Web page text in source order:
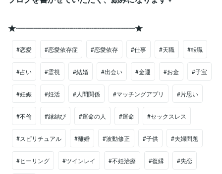
★┈┈┈┈┈┈┈┈┈┈┈┈┈┈┈★
#恋愛 #恋愛依存症 #恋愛依存 #仕事 #天職 #転職
#占い #霊視 #結婚 #出会い #金運 #お金 #子宝
#妊娠 #妊活 #人間関係 #マッチングアプリ #片思い
#不倫 #縁結び #運命の人 #運命 #セックスレス
#スピリチュアル #離婚 #波動修正 #子供 #夫婦問題
#ヒーリング #ツインレイ #不妊治療 #復縁 #失恋